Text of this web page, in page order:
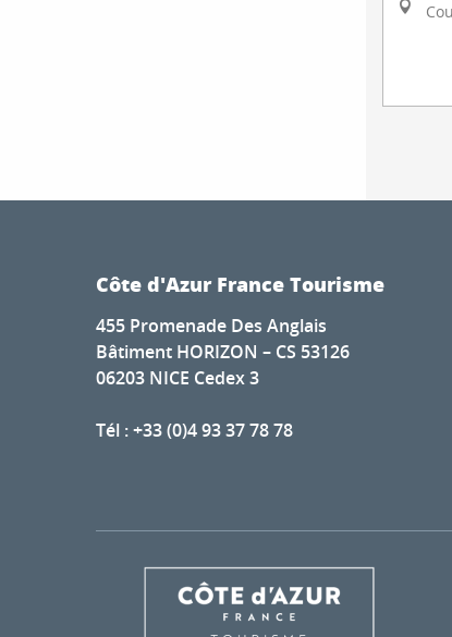
Côte d'Azur France Tourisme
455 Promenade Des Anglais
Bâtiment HORIZON – CS 53126
06203 NICE Cedex 3
Tél : +33 (0)4 93 37 78 78